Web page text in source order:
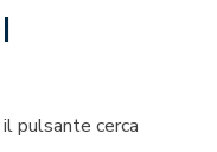
pulsante cerca